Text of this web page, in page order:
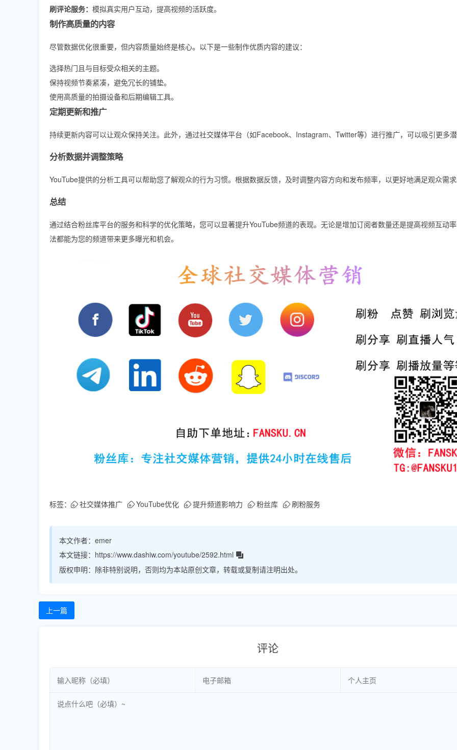
刷评论服务： 模拟真实用户互动，提高视频的活跃度。
制作高质量的内容
尽管数据优化很重要，但内容质量始终是核心。以下是一些制作优质内容的建议：
选择热门且与目标受众相关的主题。
保持视频节奏紧凑，避免冗长的铺垫。
使用高质量的拍摄设备和后期编辑工具。
定期更新和推广
持续更新内容可以让观众保持关注。此外，通过社交媒体平台（如Facebook、Instagram、Twitter等）进行推广，可以吸引更多
分析数据并调整策略
YouTube提供的分析工具可以帮助您了解观众的行为习惯。根据数据反馈，及时调整内容方向和发布频率，以更好地满足观众需
总结
通过结合粉丝库平台的服务和科学的优化策略，您可以显著提升YouTube频道的表现。无论是增加订阅者数量还是提高视频互动
法都能为您的频道带来更多曝光和机会。
标签： 社交媒体推广 YouTube优化 提升频道影响力 粉丝库 刷粉服务
本文作者： emer
本文链接： https://www.dashiw.com/youtube/2592.html
版权申明： 除非特别说明，否则均为本站原创文章，转载或复制请注明出处。
上一篇
评论